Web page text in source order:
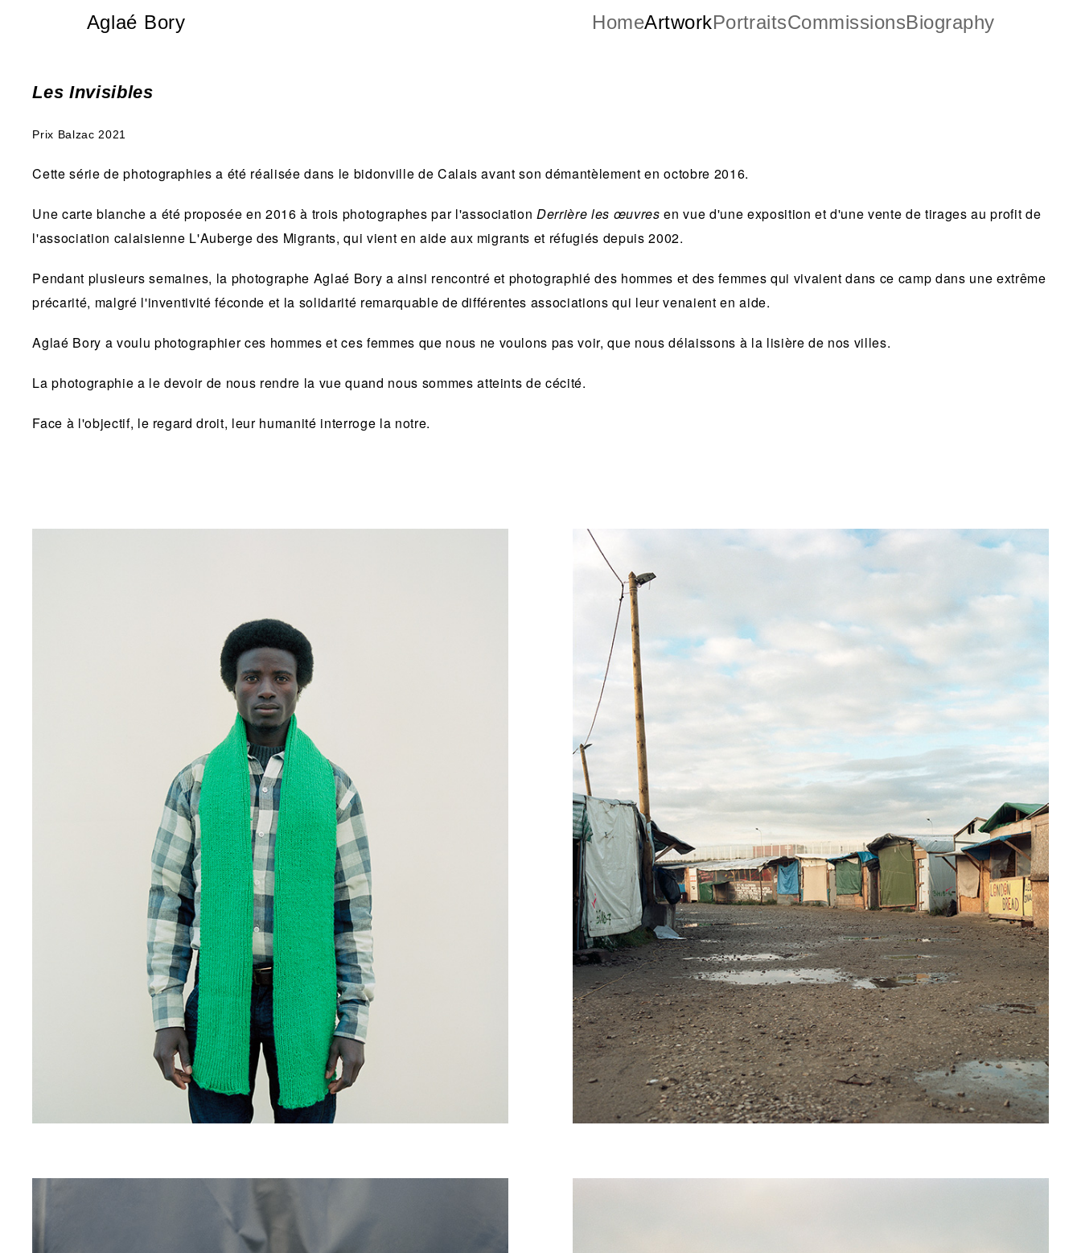
Aglaé Bory HomeArtworkPortraitsCommissionsBiography
Les Invisibles
Prix Balzac 2021
Cette série de photographies a été réalisée dans le bidonville de Calais avant son démantèlement en octobre 2016.
Une carte blanche a été proposée en 2016 à trois photographes par l'associationDerrière les œuvres en vue d'une exposition et d'une vente de tirages au profit de
l'association calaisienne L'Auberge des Migrants, qui vient en aide aux migrants et réfugiés depuis 2002.
Pendant plusieurs semaines, la photographe Aglaé Bory a ainsi rencontré et photographié des hommes et des femmes qui vivaient dans ce camp dans une extrême
précarité, malgré l'inventivité féconde et la solidarité remarquable de différentes associations qui leur venaient en aide.
Aglaé Bory a voulu photographier ces hommes et ces femmes que nous ne voulons pas voir, que nous délaissons à la lisière de nos villes.
La photographie a le devoir de nous rendre la vue quand nous sommes atteints de cécité.
Face à l'objectif, le regard droit, leur humanité interroge la notre.